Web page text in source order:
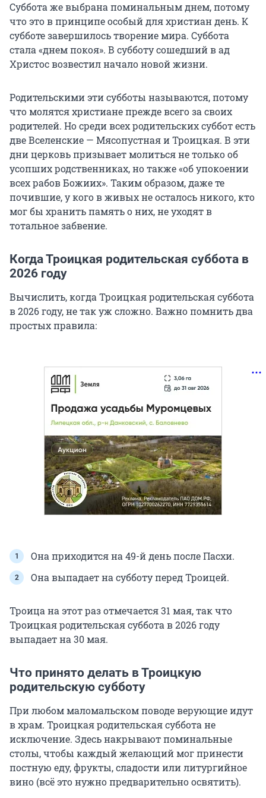
Суббота же выбрана поминальным днем, потому
что это в принципе особый для христиан день. К
субботе завершилось творение мира. Суббота
стала «днем покоя». В субботу сошедший в ад
Христос возвестил начало новой жизни.
Родительскими эти субботы называются, потому
что молятся христиане прежде всего за своих
родителей. Но среди всех родительских суббот есть
две Вселенские — Мясопустная и Троицкая. В эти
дни церковь призывает молиться не только об
усопших родственниках, но также «об упокоении
всех рабов Божиих». Таким образом, даже те
почившие, у кого в живых не осталось никого, кто
мог бы хранить память о них, не уходят в
тотальное забвение.
Когда Троицкая родительская суббота в
2026 году
Вычислить, когда Троицкая родительская суббота
в 2026 году, не так уж сложно. Важно помнить два
простых правила:
Она приходится на 49-й день после Пасхи.
Она выпадает на субботу перед Троицей.
Троица на этот раз отмечается 31 мая, так что
Троицкая родительская суббота в 2026 году
выпадает на 30 мая.
Что принято делать в Троицкую
родительскую субботу
При любом маломальском поводе верующие идут
в храм. Троицкая родительская суббота не
исключение. Здесь накрывают поминальные
столы, чтобы каждый желающий мог принести
постную еду, фрукты, сладости или литургийное
вино (всё это нужно предварительно освятить).